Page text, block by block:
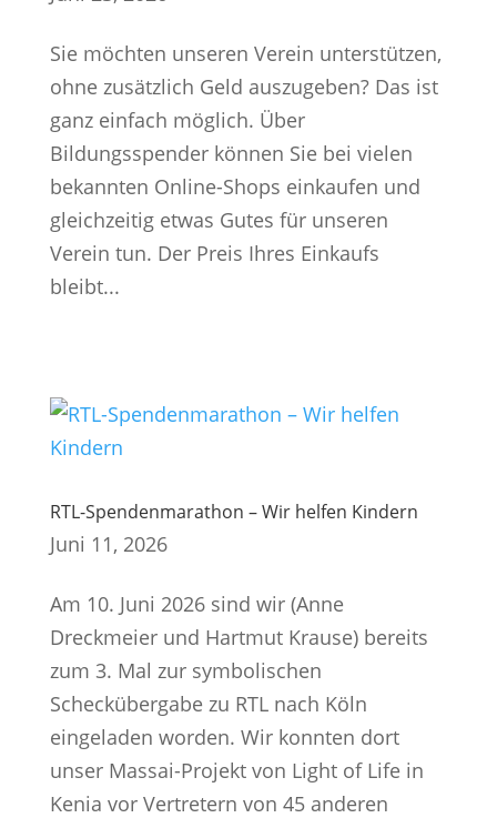
Sie möchten unseren Verein unterstützen,
ohne zusätzlich Geld auszugeben? Das ist
ganz einfach möglich. Über
Bildungsspender können Sie bei vielen
bekannten Online-Shops einkaufen und
gleichzeitig etwas Gutes für unseren
Verein tun. Der Preis Ihres Einkaufs
bleibt...
RTL-Spendenmarathon – Wir helfen Kindern
Juni 11, 2026
Am 10. Juni 2026 sind wir (Anne
Dreckmeier und Hartmut Krause) bereits
zum 3. Mal zur symbolischen
Scheckübergabe zu RTL nach Köln
eingeladen worden. Wir konnten dort
unser Massai-Projekt von Light of Life in
Kenia vor Vertretern von 45 anderen